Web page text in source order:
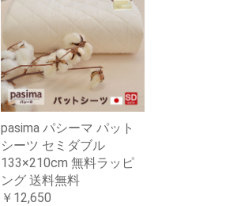
pasima パシーマ パット
シーツ セミダブル
133×210cm 無料ラッピ
ング 送料無料
￥12,650